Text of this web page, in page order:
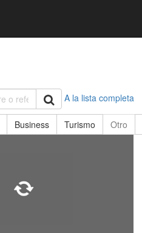
A la lista completa
Business Turismo Otro